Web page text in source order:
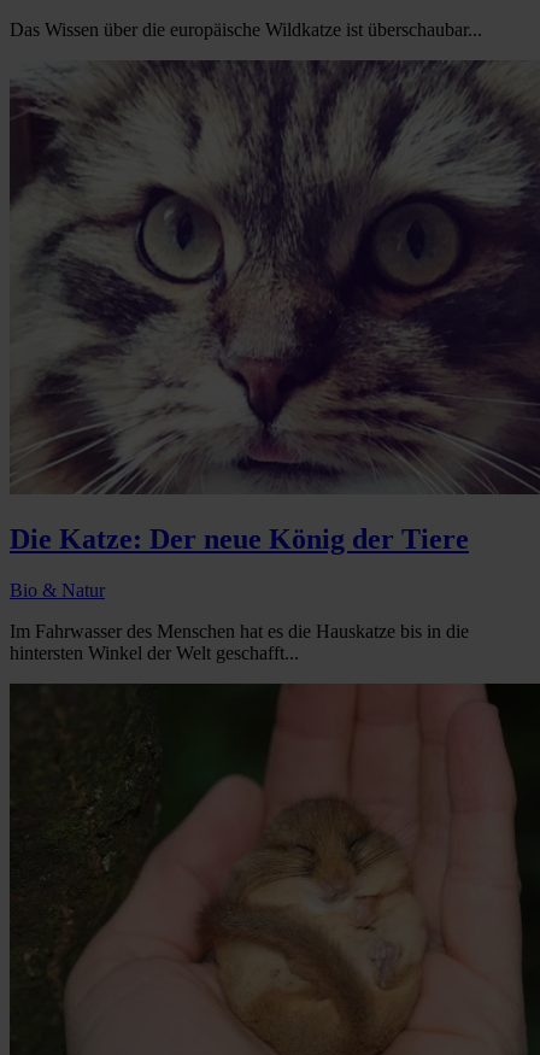
Das Wissen über die europäische Wildkatze ist überschaubar...
Die Katze: Der neue König der Tiere
Bio & Natur
Im Fahrwasser des Menschen hat es die Hauskatze bis in die
hintersten Winkel der Welt geschafft...